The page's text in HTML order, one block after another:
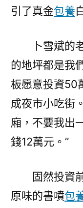
引了真金包養
卜雪斌的
的地坪都是我
板愿意投資50
成夜市小吃街
廂，不要我出
錢12萬元。”
固然投資
原味的書噴包